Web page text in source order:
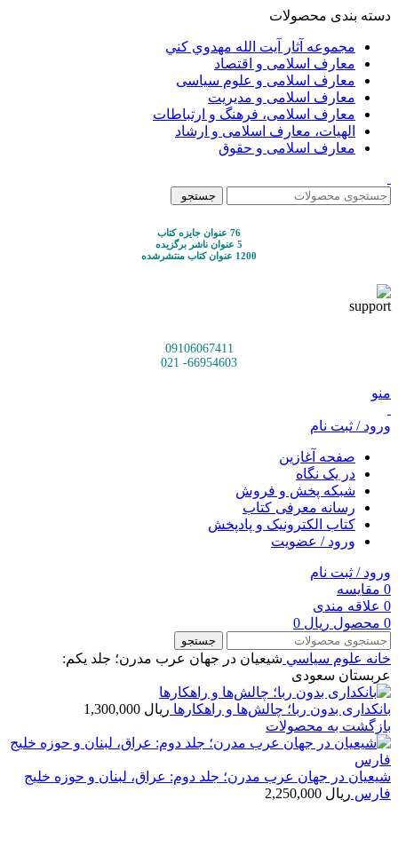
دسته بندی محصولات
مجموعه آثار آيت الله مهدوي كني
معارف اسلامی و اقتصاد
معارف اسلامی و علوم سیاسی
معارف اسلامی و مدیریت
معارف اسلامی، فرهنگ و ارتباطات
الهیات، معارف اسلامی و ارشاد
معارف اسلامی و حقوق
جستجو
76 عنوان جایزه کتاب
5 عنوان ناشر برگزیده
1200 عنوان کتاب منتشرشده
09106067411
66954603- 021
منو
ورود / ثبت نام
صفحه آغازین
در یک نگاه
شبکه پخش و فروش
رسانه معرفی کتاب
کتاب الکترونیک و پادپخش
ورود / عضویت
ورود / ثبت نام
0 مقایسه
0 علاقه مندی
0 محصول ریال
جستجو
خانه علوم سياسي شیعیان در جهان عرب مدرن؛ جلد یکم:
عربستان سعودی
بانکداری بدون ربا؛ چالش‌ها و راهکارها ریال
بازگشت به محصولات
شیعیان در جهان عرب مدرن؛ جلد دوم: عراق، لبنان و حوزه خلیج
فارس ریال